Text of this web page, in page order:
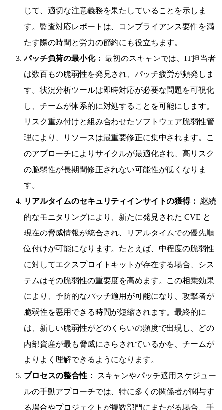
じて、適切な注意義務を果たしていることを示しま
す。監査対応レポートは、コンプライアンス要件を満
たす際の時間と労力の節約にも役立ちます。
パッチ負荷の最小化： 最初のスキャンでは、IT担当者
は数百もの脆弱性を発見され、パッチ疲労が頻発しま
す。状況分析ツールは即時対応が必要な問題を可視化
し、チームが体系的に対処することを可能にします。
リスク重み付けと組み合わせたソフトウェア脆弱性管
理により、リソースは最重要修正に集中されます。こ
のアプローチによりサイクルが最適化され、高リスク
の脆弱性が長期間修正されない可能性が低くなりま
す。
リアルタイムのセキュリティインサイトの獲得： 継続
的なモニタリングにより、新たに発見された CVE と
現在の脅威情報が統合され、リアルタイムでの優先順
位付けが可能になります。たとえば、中程度の脆弱性
に対してエクスプロイトキットが存在する場合、シス
テムはその脆弱性の重要度を高めます。この相乗効果
により、予防的なパッチ適用が可能になり、攻撃者が
脆弱性を悪用できる時間が短縮されます。最終的に
は、新しい脆弱性がどのくらいの頻度で出現し、どの
内部資産が最も脅威にさらされているかを、チームが
よりよく理解できるようになります。
プロセスの整合性：
スキャンやパッチ適用スケジュー
ルの手動アプローチでは、特に多くの関係者が関与す
る場合やプロジェクトが複数部門にまたがる場合、手